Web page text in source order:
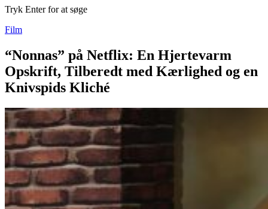
Tryk Enter for at søge
Film
“Nonnas” på Netflix: En Hjertevarm
Opskrift, Tilberedt med Kærlighed og en
Knivspids Kliché